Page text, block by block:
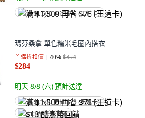
满 $1,500 再省 $75 (王道卡)
瑪芬桑拿 單色糯米毛圈內搭衣
首購折扣價 40%$474
$284
明天 8/8 (六) 預計送達
满 $1,500 再省 $75 (王道卡)
$13 酷澎幣回饋